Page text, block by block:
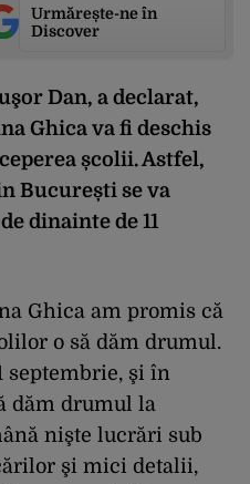
Urmărește-ne în
Discover
Dan, a declarat,
Ghica va fi deschis
școlii. Astfel,
București se va
dinainte de 11
Ghica am promis că
o să dăm drumul.
septembrie, şi în
dăm drumul la
nişte lucrări sub
şi mici detalii,